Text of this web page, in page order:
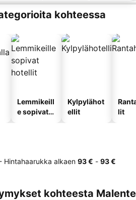
kohteessa
Lemmikeill
e sopivat
Kylpylähot
ellit
lit
Hintahaarukka alkaen ‎93 € - ‎93 €
kohteesta Malente